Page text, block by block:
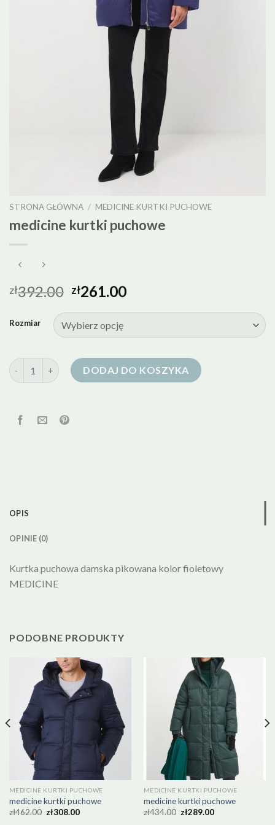
STRONA GŁÓWNA / MEDICINE KURTKI PUCHOWE
medicine kurtki puchowe
zł392.00 zł261.00
Rozmiar
ilość medicine kurtki puchoweDODAJ DO KOSZYKA
OPIS
OPINIE (0)
Kurtka puchowa damska pikowana kolor fioletowy
MEDICINE
PODOBNE PRODUKTY
MEDICINE KURTKI PUCHOWE
medicine kurtki puchowe
zł462.00 zł308.00
MEDICINE KURTKI PUCHOWE
medicine kurtki puchowe
zł434.00 zł289.00